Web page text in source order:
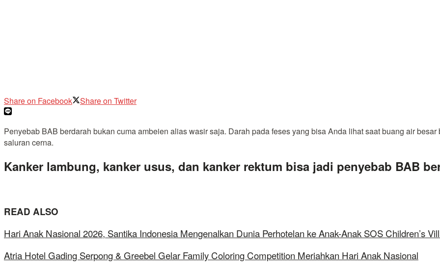
Share on Facebook Share on Twitter
Penyebab BAB berdarah bukan cuma ambeien alias wasir saja. Darah pada feses yang bisa Anda lihat saat buang air
saluran cerna.
Kanker lambung, kanker usus, dan kanker rektum bisa jadi penyebab BAB
READ ALSO
Hari Anak Nasional 2026, Santika Indonesia Mengenalkan Dunia Perhotelan ke Anak-Anak SOS Children’s
Atria Hotel Gading Serpong & Greebel Gelar Family Coloring Competition Meriahkan Hari Anak Nasional